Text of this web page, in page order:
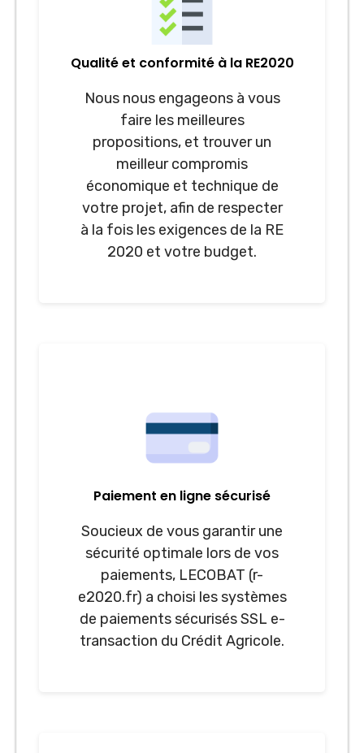
Qualité et conformité à la RE2020
Nous nous engageons à vous
faire les meilleures
propositions, et trouver un
meilleur compromis
économique et technique de
votre projet, afin de respecter
à la fois les exigences de la RE
2020 et votre budget.
Paiement en ligne sécurisé
Soucieux de vous garantir une
sécurité optimale lors de vos
paiements, LECOBAT (r-
e2020.fr) a choisi les systèmes
de paiements sécurisés SSL e-
transaction du Crédit Agricole.